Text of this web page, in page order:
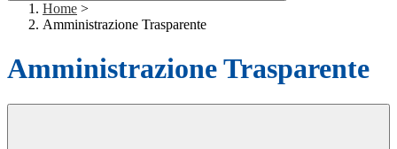
Home >
Amministrazione Trasparente
Amministrazione Trasparente